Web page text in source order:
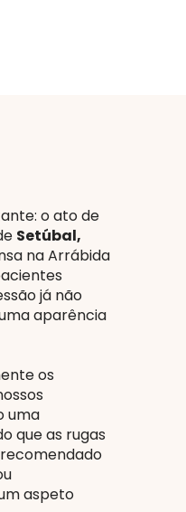
o ato de
Setúbal,
na Arrábida
já não
aparência
os
uma
que as rugas
aspeto